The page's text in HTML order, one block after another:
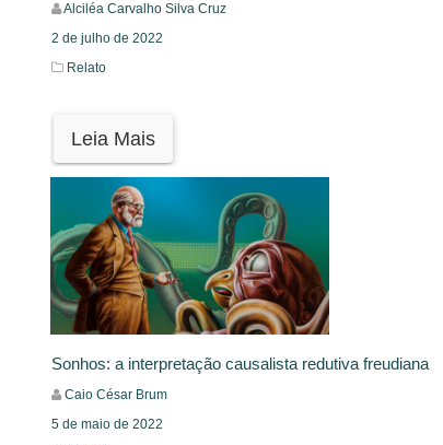
Alciléa Carvalho Silva Cruz
2 de julho de 2022
Relato
Leia Mais
Sonhos: a interpretação causalista redutiva freudiana
Caio César Brum
5 de maio de 2022